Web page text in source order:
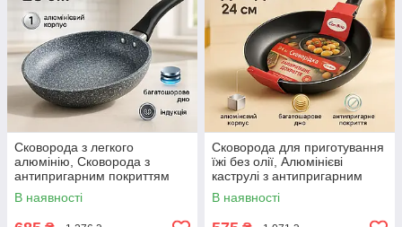
Сковорода з легкого
алюмінію, Сковорода з
антипригарним покриттям
внутрішньої поверхні MC-25
В наявності
Сковорода для приготування
їжі без олії, Алюмінієві
каструлі з антипригарним
покриттям XJ-91
В наявності